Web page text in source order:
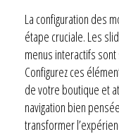
La configuration des
étape cruciale. Les
menus interactifs
Configurez ces
de votre boutique et
navigation bien
transformer